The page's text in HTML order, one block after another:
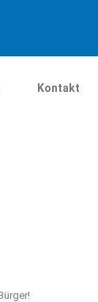
Kontakt